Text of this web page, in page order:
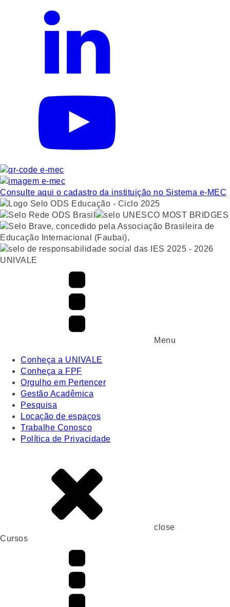
Consulte aqui o cadastro da instituição no Sistema e-MEC
UNIVALE
Menu
Conheça a UNIVALE
Conheça a FPF
Orgulho em Pertencer
Gestão Acadêmica
Pesquisa
Locação de espaços
Trabalhe Conosco
Política de Privacidade
close
Cursos